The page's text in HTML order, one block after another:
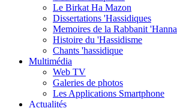
Le Birkat Ha Mazon
Dissertations 'Hassidiques
Memoires de la Rabbanit 'Hanna
Histoire du 'Hassidisme
Chants 'hassidique
Multimédia
Web TV
Galeries de photos
Les Applications Smartphone
Actualités